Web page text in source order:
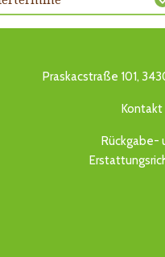
Praskacstraße 101,
Kontakt
Rückgabe-